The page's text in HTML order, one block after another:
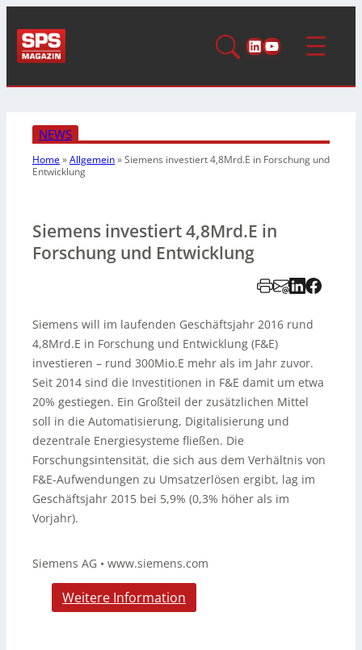
LinkedIn
YouTube
NEWS
Home»Allgemein»Siemens investiert 4,8Mrd.E in Forschung und
Entwicklung
Siemens investiert 4,8Mrd.E in
Forschung und Entwicklung
Siemens will im laufenden Geschäftsjahr 2016 rund
4,8Mrd.E in Forschung und Entwicklung (F&E)
investieren – rund 300Mio.E mehr als im Jahr zuvor.
Seit 2014 sind die Investitionen in F&E damit um etwa
20% gestiegen. Ein Großteil der zusätzlichen Mittel
soll in die Automatisierung, Digitalisierung und
dezentrale Energiesysteme fließen. Die
Forschungsintensität, die sich aus dem Verhältnis von
F&E-Aufwendungen zu Umsatzerlösen ergibt, lag im
Geschäftsjahr 2015 bei 5,9% (0,3% höher als im
Vorjahr).
Siemens AG • www.siemens.com
Weitere Information